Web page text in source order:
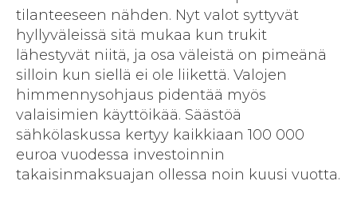
tilanteeseen nähden. Nyt valot syttyvät
hyllyväleissä sitä mukaa kun trukit
lähestyvät niitä, ja osa väleistä on pimeänä
silloin kun siellä ei ole liikettä. Valojen
himmennysohjaus pidentää myös
valaisimien käyttöikää. Säästöä
sähkölaskussa kertyy kaikkiaan 100 000
euroa vuodessa investoinnin
takaisinmaksuajan ollessa noin kuusi vuotta.